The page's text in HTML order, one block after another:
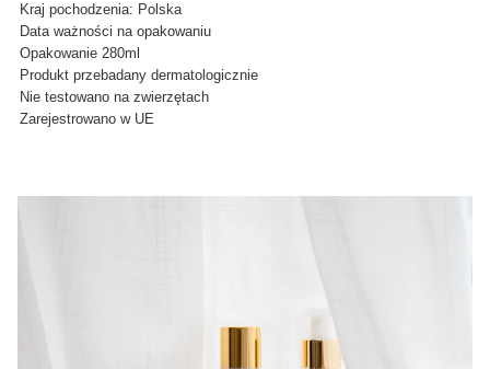
Kraj pochodzenia: Polska
Data ważności na opakowaniu
Opakowanie 280ml
Produkt przebadany dermatologicznie
Nie testowano na zwierzętach
Zarejestrowano w UE